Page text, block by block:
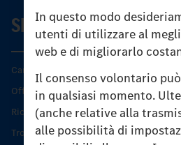
In questo modo
utenti di utilizzare al
web e di migliorarlo
Il consenso volontario
in qualsiasi momento.
(anche relative alla
alle possibilità di
SERVIZIO
Caratteristiche di prodotto
Offerta di servizio Unimog
Ricambi originali
Trovare un partner